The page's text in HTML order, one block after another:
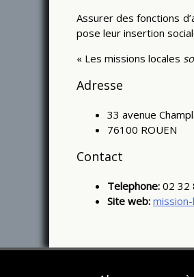
Assurer des fonctions
pose leur insertion
« Les missions locales
Adresse
33 avenue
76100 ROUEN
Contact
Telephone: 02 32
Site web: